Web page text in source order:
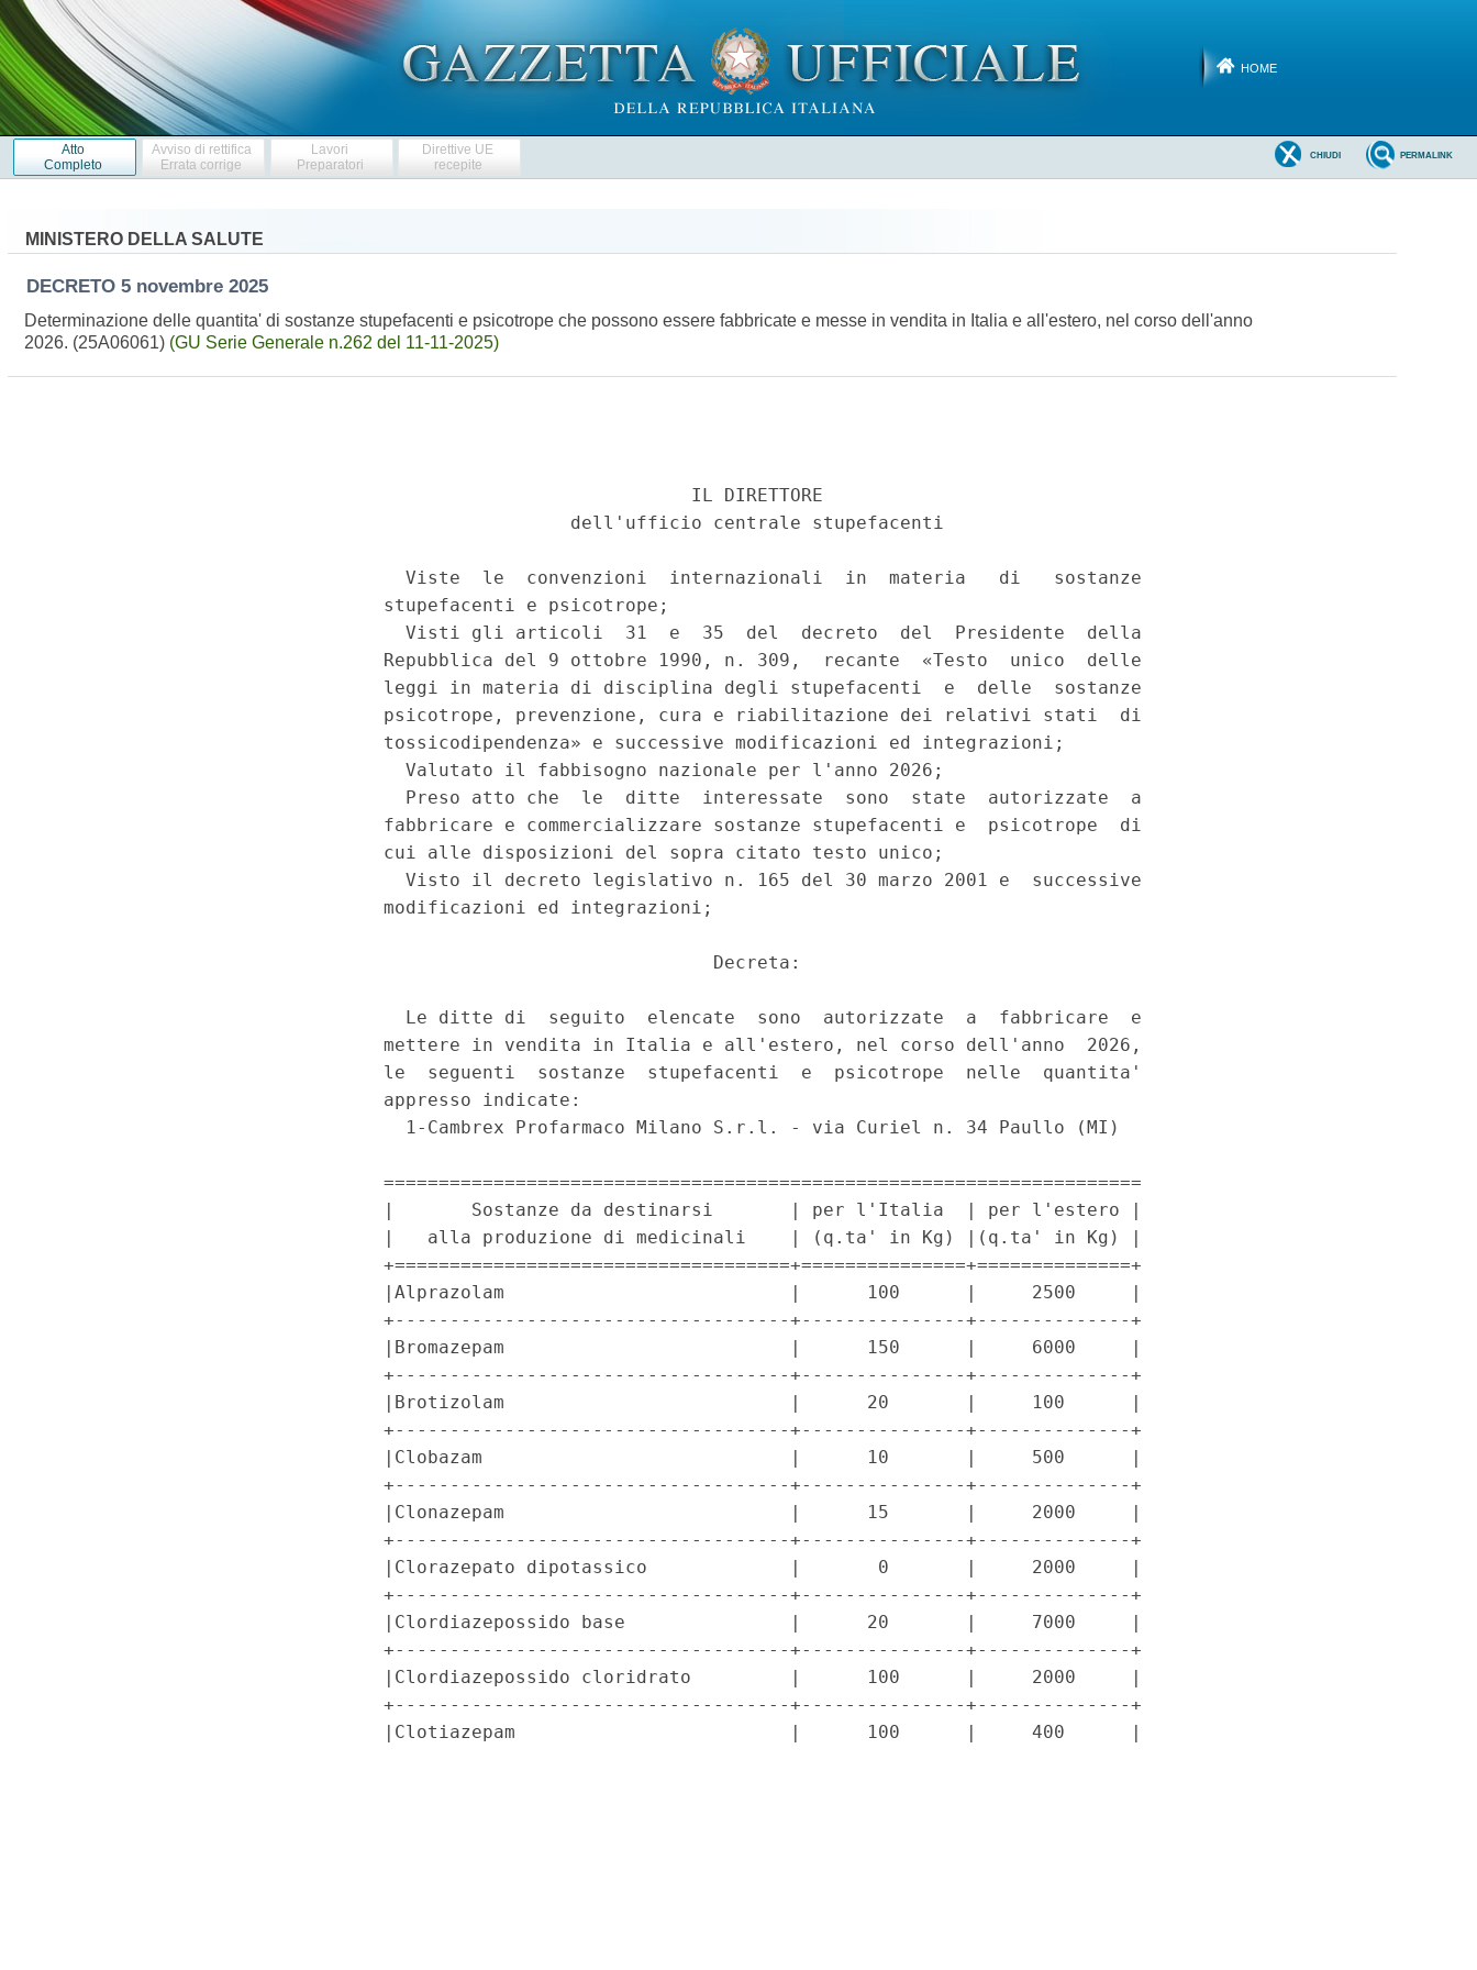
HOME
Atto
Completo
Avviso di rettifica
Errata corrige
Lavori
Preparatori
Direttive UE
recepite
PERMALINK
CHIUDI
MINISTERO DELLA SALUTE
DECRETO 5 novembre 2025
Determinazione delle quantita' di sostanze stupefacenti e psicotrope che possono essere fabbricate e messe in vendita in Italia e all'estero, nel corso dell'anno
2026. (25A06061) (GU Serie Generale n.262 del 11-11-2025)